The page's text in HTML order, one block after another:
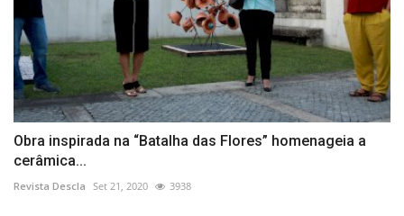
Obra inspirada na “Batalha das Flores” homenageia a
cerâmica...
Revista Descla Set 21, 2020 3938